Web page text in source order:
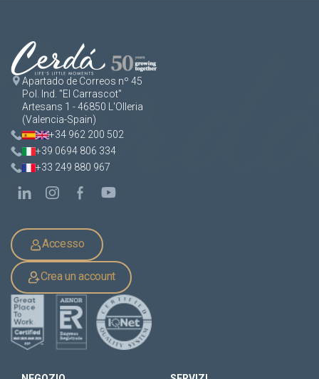
Apartado de Correos nº 45
Pol. Ind. "El Carrascot"
Artesans 1 - 46850 L'Olleria
(Valencia-Spain)
+34 962 200 502
+39 0694 806 334
+33 249 880 967
Accesso
Crea un account